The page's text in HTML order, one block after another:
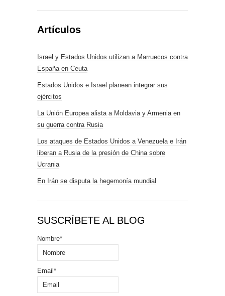
Artículos
Israel y Estados Unidos utilizan a Marruecos contra
España en Ceuta
Estados Unidos e Israel planean integrar sus
ejércitos
La Unión Europea alista a Moldavia y Armenia en
su guerra contra Rusia
Los ataques de Estados Unidos a Venezuela e Irán
liberan a Rusia de la presión de China sobre
Ucrania
En Irán se disputa la hegemonía mundial
SUSCRÍBETE AL BLOG
Nombre*
Email*